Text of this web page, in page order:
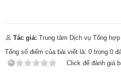
Tác giả: Trung tâm Dịch vụ Tổng
Tổng số điểm của bài viết là: 0 trong 0
Click để đánh giá
Số:Số: 1851/UBND-VHXH
Tên:(V/v thông tin kết quả rà soát
dữ liệu, nền tảng số được giao
xã Sì Lở Lầu)